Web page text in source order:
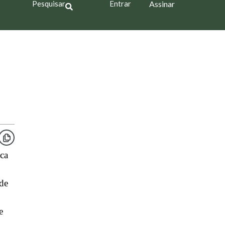
Pesquisar Entrar Assinar